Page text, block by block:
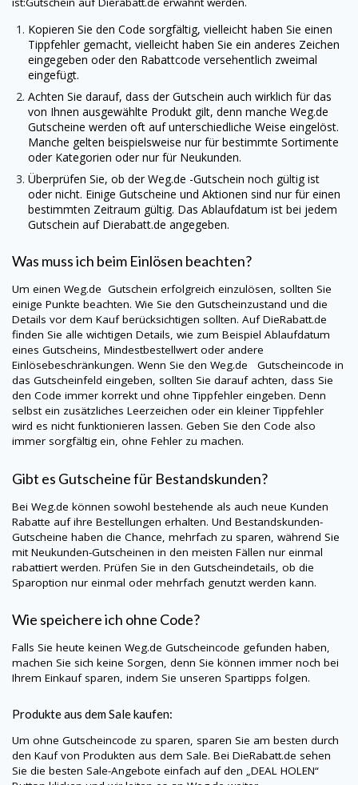
Kopieren Sie den Code sorgfältig, vielleicht haben Sie einen
Tippfehler gemacht, vielleicht haben Sie ein anderes Zeichen
eingegeben oder den Rabattcode versehentlich zweimal
eingefügt.
Achten Sie darauf, dass der Gutschein auch wirklich für das
von Ihnen ausgewählte Produkt gilt, denn manche Weg.de
Gutscheine werden oft auf unterschiedliche Weise eingelöst.
Manche gelten beispielsweise nur für bestimmte Sortimente
oder Kategorien oder nur für Neukunden.
Überprüfen Sie, ob derWeg.de -Gutschein noch gültig ist
oder nicht. Einige Gutscheine und Aktionen sind nur für einen
bestimmten Zeitraum gültig. Das Ablaufdatum ist bei jedem
Gutschein auf Dierabatt.de angegeben.
Was muss ich beim Einlösen beachten?
Um einen Weg.de Gutschein erfolgreich einzulösen, sollten Sie
einige Punkte beachten. Wie Sie den Gutscheinzustand und die
Details vor dem Kauf berücksichtigen sollten. AufDieRabatt.de
finden Sie alle wichtigen Details, wie zum Beispiel Ablaufdatum
eines Gutscheins, Mindestbestellwert oder andere
Einlösebeschränkungen. Wenn Sie den Weg.de
Gutscheincode in
das Gutscheinfeld eingeben, sollten Sie darauf achten, dass Sie
den Code immer korrekt und ohne Tippfehler eingeben. Denn
selbst ein zusätzliches Leerzeichen oder ein kleiner Tippfehler
wird es nicht funktionieren lassen. Geben Sie den Code also
immer sorgfältig ein, ohne Fehler zu machen.
Gibt es Gutscheine für Bestandskunden?
Bei Weg.de können sowohl bestehende als auch neue Kunden
Rabatte auf ihre Bestellungen erhalten. Und Bestandskunden-
Gutscheine haben die Chance, mehrfach zu sparen, während Sie
mit Neukunden-Gutscheinen in den meisten Fällen nur einmal
rabattiert werden. Prüfen Sie in den Gutscheindetails, ob die
Sparoption nur einmal oder mehrfach genutzt werden kann.
Wie speichere ich ohne Code?
Falls Sie heute keinen Weg.de Gutscheincode gefunden haben,
machen Sie sich keine Sorgen, denn Sie können immer noch bei
Ihrem Einkauf sparen, indem Sie unseren Spartipps folgen.
Produkte aus dem Sale kaufen:
Um ohne Gutscheincode zu sparen, sparen Sie am besten durch
den Kauf von Produkten aus dem Sale. Bei DieRabatt.de sehen
Sie die besten Sale-Angebote einfach auf den „DEAL HOLEN“